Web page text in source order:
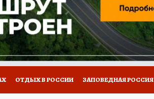
ОТДЫХ В РОССИИ ЗАПОВЕДНАЯ РОССИЯ